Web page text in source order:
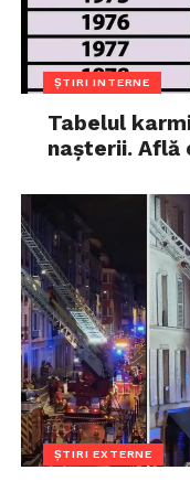
ȘTIRI INTERNE
Tabelul
nașterii. Află
ȘTIRI EXTERNE